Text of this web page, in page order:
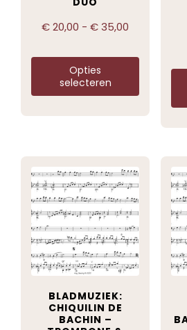
€20,00 - €35,00
Opties
selecteren
BLADMUZIEK:
CHIQUILIN DE
BACHIN –